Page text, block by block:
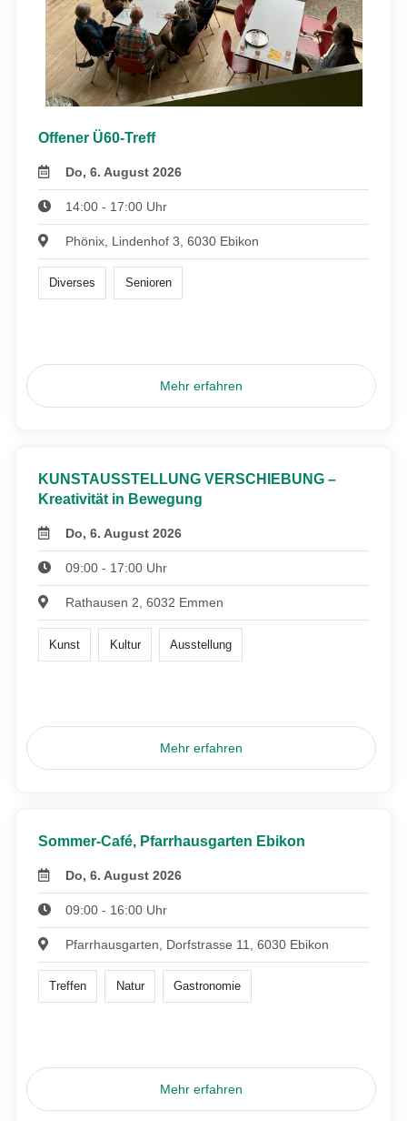
Offener Ü60-Treff
Do, 6. August 2026
14:00 - 17:00 Uhr
Phönix, Lindenhof 3, 6030 Ebikon
Diverses Senioren
Mehr erfahren
KUNSTAUSSTELLUNG VERSCHIEBUNG –
Kreativität in Bewegung
Do, 6. August 2026
09:00 - 17:00 Uhr
Rathausen 2, 6032 Emmen
Kunst Kultur Ausstellung
Mehr erfahren
Sommer-Café, Pfarrhausgarten Ebikon
Do, 6. August 2026
09:00 - 16:00 Uhr
Pfarrhausgarten, Dorfstrasse 11, 6030 Ebikon
Treffen Natur Gastronomie
Mehr erfahren